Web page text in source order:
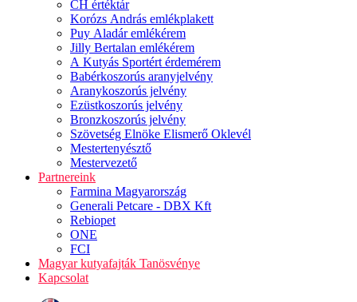
CH értéktár
Korózs András emlékplakett
Puy Aladár emlékérem
Jilly Bertalan emlékérem
A Kutyás Sportért érdemérem
Babérkoszorús aranyjelvény
Aranykoszorús jelvény
Ezüstkoszorús jelvény
Bronzkoszorús jelvény
Szövetség Elnöke Elismerő Oklevél
Mestertenyésztő
Mestervezető
Partnereink
Farmina Magyarország
Generali Petcare - DBX Kft
Rebiopet
ONE
FCI
Magyar kutyafajták Tanösvénye
Kapcsolat